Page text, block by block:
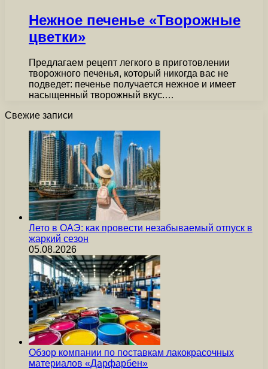
Нежное печенье «Творожные
цветки»
Предлагаем рецепт легкого в приготовлении
творожного печенья, который никогда вас не
подведет: печенье получается нежное и имеет
насыщенный творожный вкус.…
Свежие записи
Лето в ОАЭ: как провести незабываемый отпуск в
жаркий сезон
05.08.2026
Обзор компании по поставкам лакокрасочных
материалов «Дарфарбен»